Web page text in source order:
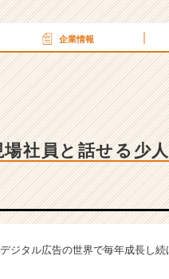
企業情報
場社員と話せる少
ジタル広告の世界で毎年成長し